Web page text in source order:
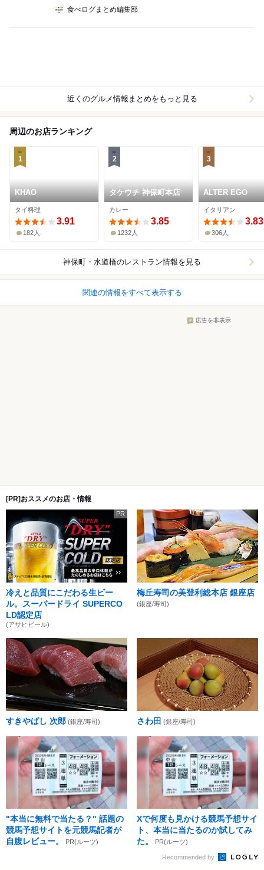
食べログまとめ編集部
近くのグルメ情報まとめをもっと見る
周辺のお店ランキング
1
KHAO
タイ料理
3.91
182人
2
タケウチ 神保町本店
カレー
3.85
1232人
3
ALTER EGO
イタリアン
3.83
306人
神保町・水道橋のレストラン情報を見る
関連の情報をすべて表示する
広告を非表示
[PR]おススメのお店・情報
PR
冷えと品質にこだわる生ビー
ル。スーパードライ SUPERCO
LD認定店
(アサヒビール)
梅丘寿司の美登利総本店 銀座店
(銀座/寿司)
すきやばし 次郎 (銀座/寿司) さわ田 (銀座/寿司)
"本当に無料で当たる？" 話題の
競馬予想サイトを元競馬記者が
自腹レビュー。
PR(ルーツ)
Xで何度も見かける競馬予想サイ
ト、本当に当たるのか試してみ
た。
PR(ルーツ)
Recommended by